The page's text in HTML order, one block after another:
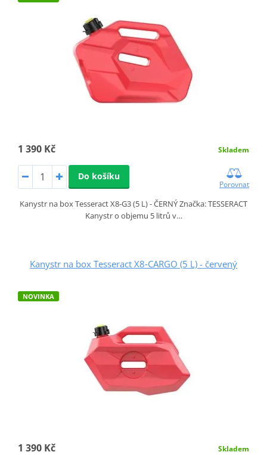
1 390 Kč Skladem
Do košíku
Porovnat
Kanystr na box Tesseract X8‑G3 (5 L) - ČERNÝ Značka: TESSERACT
Kanystr o objemu 5 litrů v…
Kanystr na box Tesseract X8‑CARGO (5 L) - červený
NOVINKA
1 390 Kč Skladem